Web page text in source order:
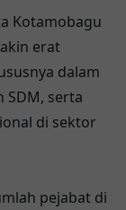
Kotamobagu
erat
dalam
SDM, serta
di sektor
pejabat di